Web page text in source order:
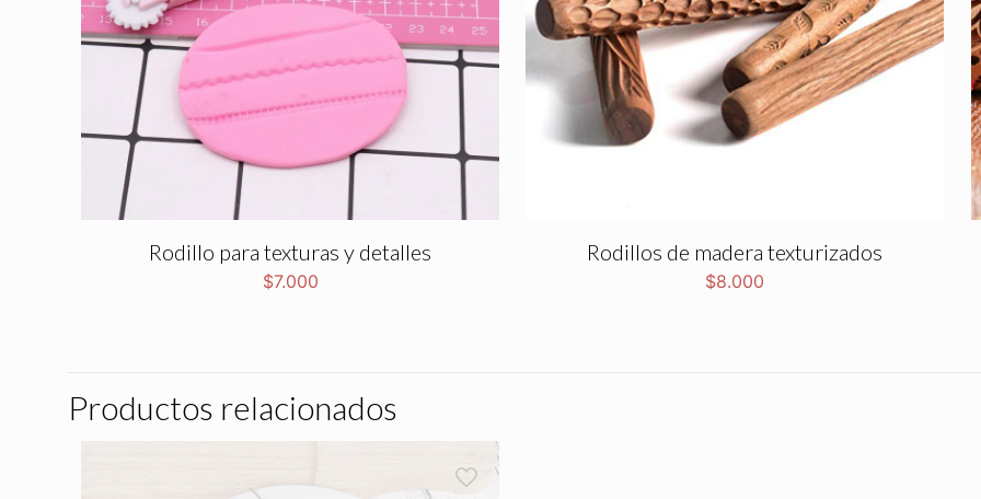
Rodillo para texturas y detalles
$7.000
Rodillos de madera texturizados
$8.000
Productos relacionados